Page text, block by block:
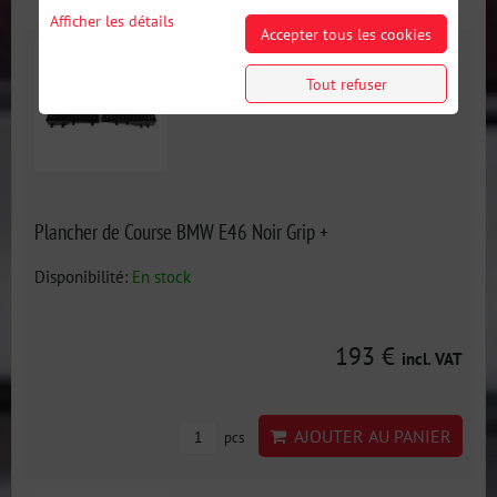
Plancher de Course BMW E46 Noir Grip +
Disponibilité: En stock
193 € incl. VAT
pcs AJOUTER AU PANIER
Afficher les détails
Accepter tous les cookies
Tout refuser